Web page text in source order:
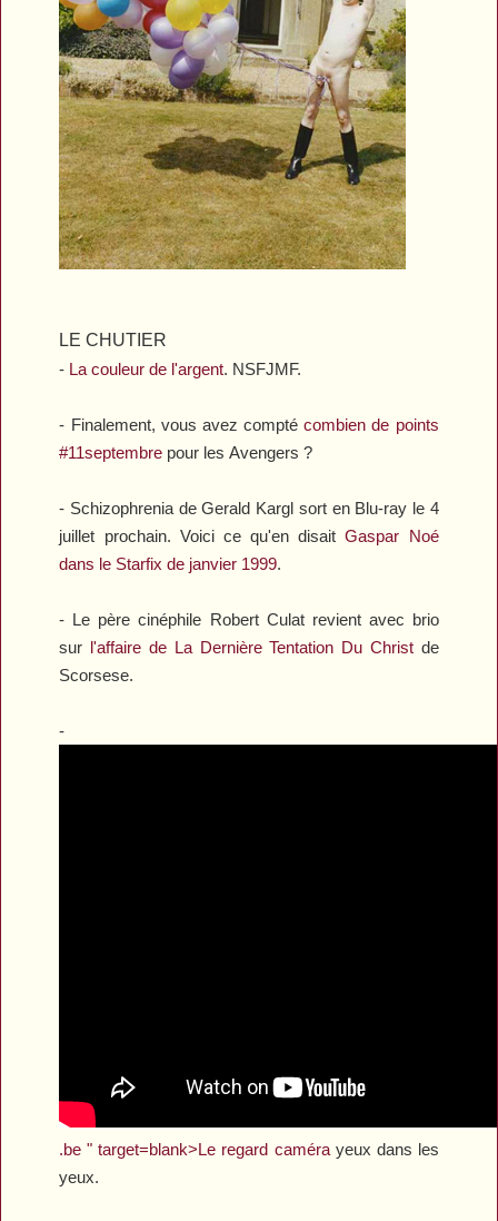
LE CHUTIER
- La couleur de l'argent. NSFJMF.
- Finalement, vous avez comptécombien de points
#11septembre pour lesAvengers ?
- Schizophrenia de Gerald Kargl sort en Blu-ray le 4
juillet prochain. Voici ce qu'en disaitGaspar Noé
dans le Starfix de janvier 1999.
- Le père cinéphile Robert Culat revient avec brio
sur l'affaire de La Dernière Tentation Du Christde
Scorsese.
-
.be " target=blank>Le regard camérayeux dans les
yeux.